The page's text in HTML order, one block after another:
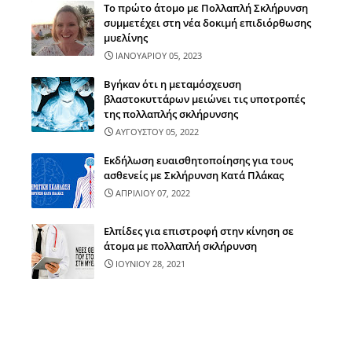
Το πρώτο άτομο με Πολλαπλή Σκλήρυνση
συμμετέχει στη νέα δοκιμή επιδιόρθωσης
μυελίνης
ΙΑΝΟΥΑΡΙΟΥ 05, 2023
Βγήκαν ότι η μεταμόσχευση
βλαστοκυττάρων μειώνει τις υποτροπές
της πολλαπλής σκλήρυνσης
ΑΥΓΟΥΣΤΟΥ 05, 2022
Εκδήλωση ευαισθητοποίησης για τους
ασθενείς με Σκλήρυνση Κατά Πλάκας
ΑΠΡΙΛΙΟΥ 07, 2022
Ελπίδες για επιστροφή στην κίνηση σε
άτομα με πολλαπλή σκλήρυνση
ΙΟΥΝΙΟΥ 28, 2021